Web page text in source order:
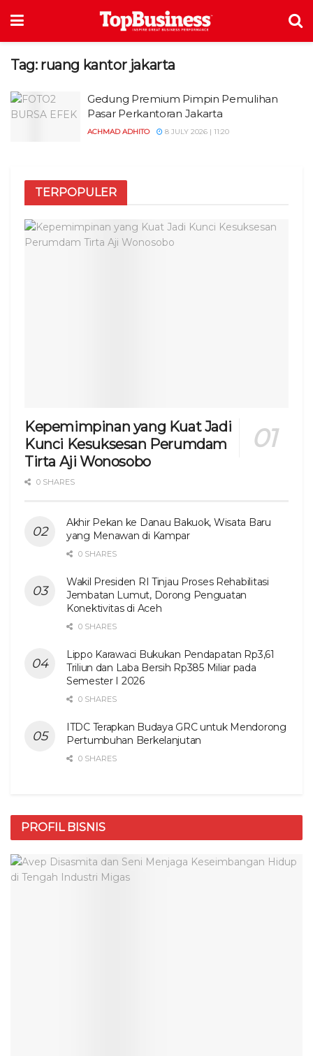
Tag: ruang kantor jakarta
Gedung Premium Pimpin Pemulihan
Pasar Perkantoran Jakarta
ACHMAD ADHITO 8 JULY 2026 | 11:20
TERPOPULER
Kepemimpinan yang Kuat Jadi
Kunci Kesuksesan Perumdam
Tirta Aji Wonosobo
0 SHARES
Akhir Pekan ke Danau Bakuok, Wisata Baru
yang Menawan di Kampar
0 SHARES
Wakil Presiden RI Tinjau Proses Rehabilitasi
Jembatan Lumut, Dorong Penguatan
Konektivitas di Aceh
0 SHARES
Lippo Karawaci Bukukan Pendapatan Rp3,61
Triliun dan Laba Bersih Rp385 Miliar pada
Semester I 2026
0 SHARES
ITDC Terapkan Budaya GRC untuk Mendorong
Pertumbuhan Berkelanjutan
0 SHARES
PROFIL BISNIS